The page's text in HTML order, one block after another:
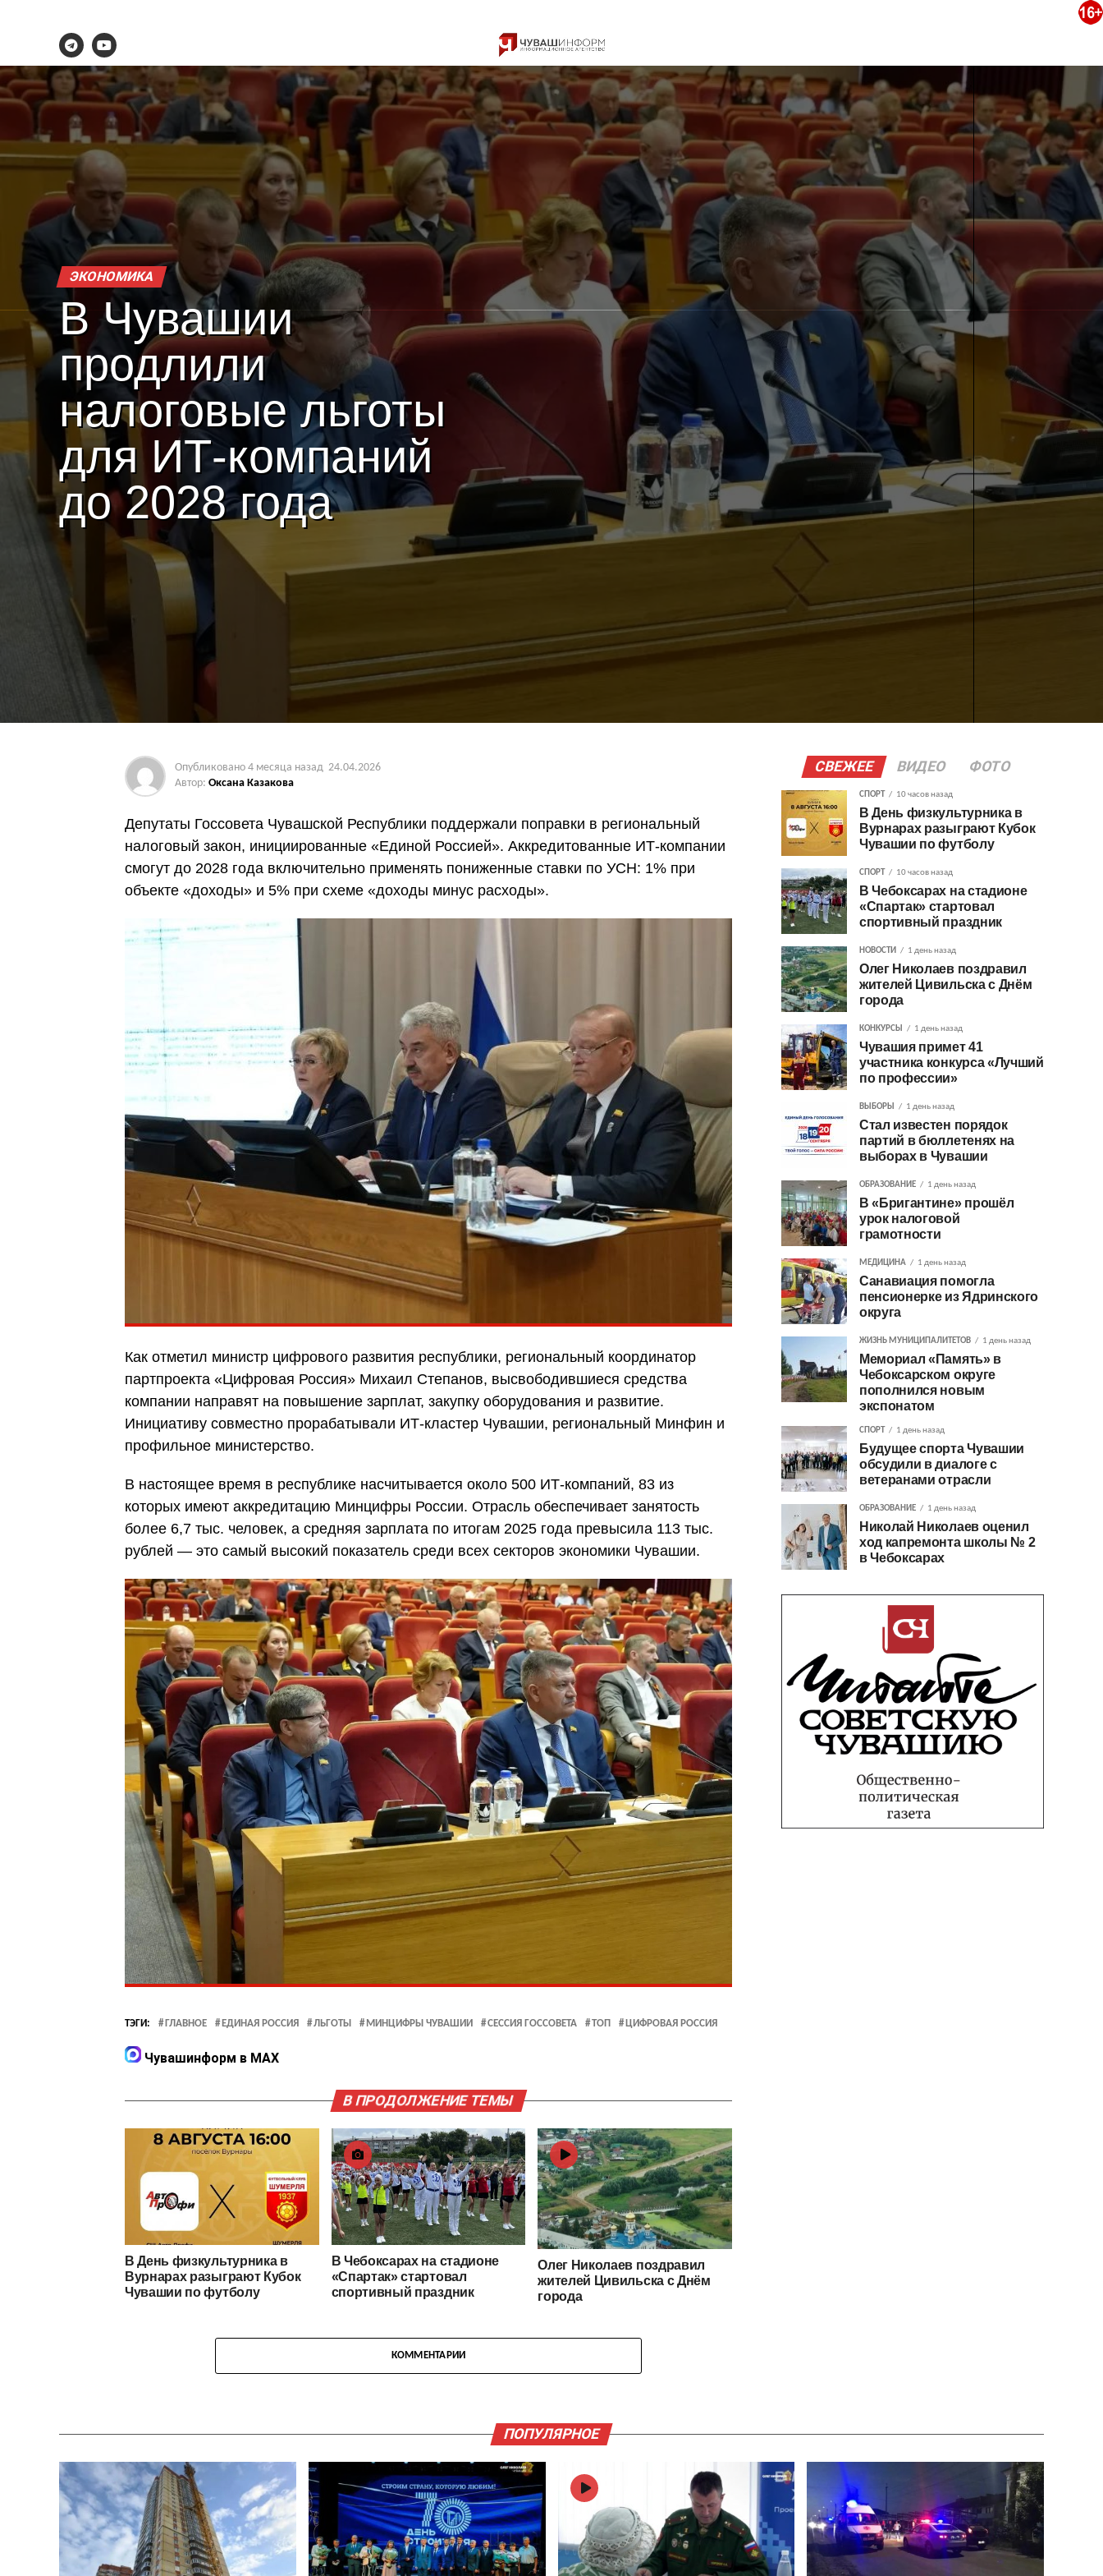
ЭКОНОМИКА
В Чувашии
продлили
налоговые льготы
для ИТ-компаний
до 2028 года
Опубликовано 4 месяца назад 24.04.2026
Автор: Оксана Казакова
Депутаты Госсовета Чувашской Республики поддержали поправки в региональный
налоговый закон, инициированные «Единой Россией». Аккредитованные ИТ-компании
смогут до 2028 года включительно применять пониженные ставки по УСН: 1% при
объекте «доходы» и 5% при схеме «доходы минус расходы».
Как отметил министр цифрового развития республики, региональный координатор
партпроекта «Цифровая Россия» Михаил Степанов, высвободившиеся средства
компании направят на повышение зарплат, закупку оборудования и развитие.
Инициативу совместно прорабатывали ИТ-кластер Чувашии, региональный Минфин и
профильное министерство.
В настоящее время в республике насчитывается около 500 ИТ-компаний, 83 из
которых имеют аккредитацию Минцифры России. Отрасль обеспечивает занятость
более 6,7 тыс. человек, а средняя зарплата по итогам 2025 года превысила 113 тыс.
рублей — это самый высокий показатель среди всех секторов экономики Чувашии.
ТЭГИ: ГЛАВНОЕ ЕДИНАЯ РОССИЯ ЛЬГОТЫ МИНЦИФРЫ ЧУВАШИИ СЕССИЯ ГОССОВЕТА ТОП ЦИФРОВАЯ РОССИЯ
Чувашинформ в MAX
В ПРОДОЛЖЕНИЕ ТЕМЫ
В День физкультурника в
Вурнарах разыграют Кубок
Чувашии по футболу
В Чебоксарах на стадионе
«Спартак» стартовал
спортивный праздник
Олег Николаев поздравил
жителей Цивильска с Днём
города
КОММЕНТАРИИ
СВЕЖЕЕ ВИДЕО ФОТО
СПОРТ 10 часов назад
В День физкультурника в
Вурнарах разыграют Кубок
Чувашии по футболу
СПОРТ 10 часов назад
В Чебоксарах на стадионе
«Спартак» стартовал
спортивный праздник
НОВОСТИ 1 день назад
Олег Николаев поздравил
жителей Цивильска с Днём
города
КОНКУРСЫ 1 день назад
Чувашия примет 41
участника конкурса «Лучший
по профессии»
ВЫБОРЫ 1 день назад
Стал известен порядок
партий в бюллетенях на
выборах в Чувашии
ОБРАЗОВАНИЕ 1 день назад
В «Бригантине» прошёл
урок налоговой
грамотности
МЕДИЦИНА 1 день назад
Санавиация помогла
пенсионерке из Ядринского
округа
ЖИЗНЬ МУНИЦИПАЛИТЕТОВ 1 день назад
Мемориал «Память» в
Чебоксарском округе
пополнился новым
экспонатом
СПОРТ 1 день назад
Будущее спорта Чувашии
обсудили в диалоге с
ветеранами отрасли
ОБРАЗОВАНИЕ 1 день назад
Николай Николаев оценил
ход капремонта школы № 2
в Чебоксарах
ПОПУЛЯРНОЕ